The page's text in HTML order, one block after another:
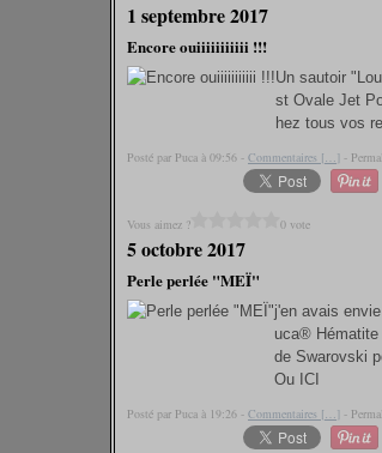
1 septembre 2017
Encore ouiiiiiiiiiii !!!
Un sautoir
st Ovale Jet
hez tous vos
Posté par Puca à 09:56 - Commentaires […] -
Vous aimez ? 0 vote
5 octobre 2017
Perle perlée "MEÏ"
j'en avais
uca® Hématite
de Swarovski
Ou ICI
Posté par Puca à 19:26 - Commentaires […] -